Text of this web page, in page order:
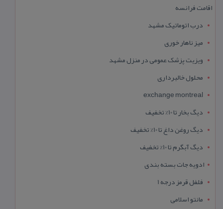
اقامت فرانسه
درب اتوماتیک مشهد
میز ناهار خوری
ویزیت پزشک عمومی در منزل مشهد
محلول خالبرداری
exchange montreal
دیگ بخار تا 10% تخفیف
دیگ روغن داغ تا 10% تخفیف
دیگ آبگرم تا 10% تخفیف
ادویه جات بسته بندی
فلفل قرمز درجه 1
مانتو اسلامی